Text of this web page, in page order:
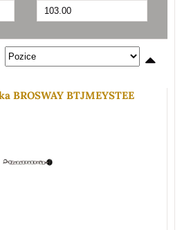
BROSWAY BTJMEYSTEE